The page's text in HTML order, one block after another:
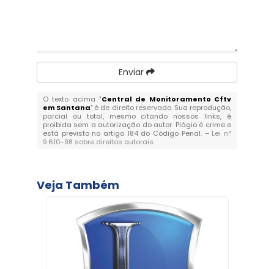
Enviar
O texto acima "Central de Monitoramento Cftv
em Santana" é de direito reservado. Sua reprodução,
parcial ou total, mesmo citando nossos links, é
proibida sem a autorização do autor. Plágio é crime e
está previsto no artigo 184 do Código Penal. – Lei n°
9.610-98 sobre direitos autorais.
Veja Também